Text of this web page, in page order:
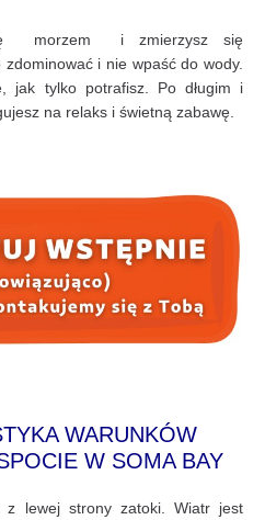
morzem i zmierzysz się
i nie wpaść do wody.
jak tylko potrafisz. Po długim i
na relaks i świetną zabawę.
WARUNKÓW
W SOMA BAY
z lewej strony zatoki. Wiatr jest